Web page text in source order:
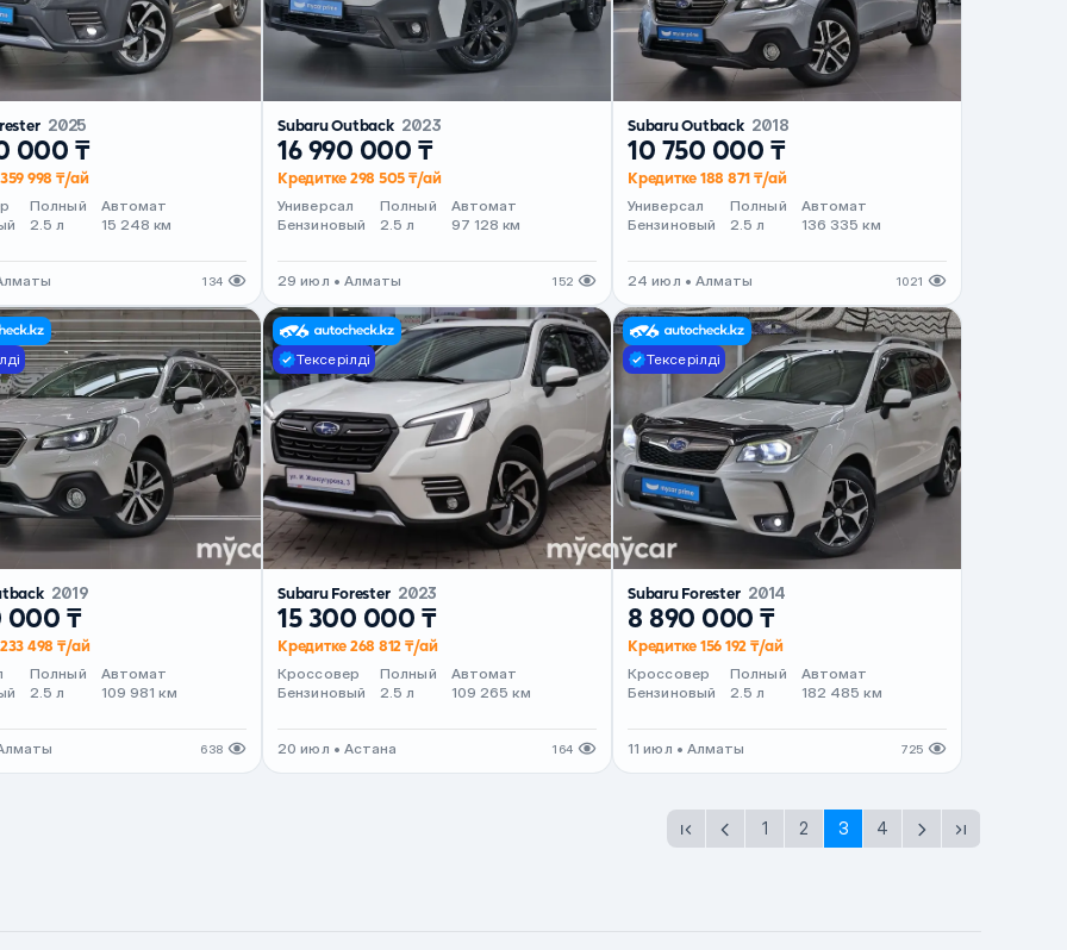
2025
000 ₸
998 ₸/ай
Полный
2.5 л
Автомат
15 248 км
134
Subaru Outback 2023
16 990 000 ₸
Кредитке 298 505 ₸/ай
Универсал
Бензиновый
Полный
2.5 л
Автомат
97 128 км
29 июл • Алматы 152
Subaru Outback 2018
10 750 000 ₸
Кредитке 188 871 ₸/ай
Универсал
Бензиновый
Полный
2.5 л
Автомат
136 335 км
24 июл • Алматы 1021
2019
000 ₸
498 ₸/ай
Полный
2.5 л
Автомат
109 981 км
638
Тексерілді
Subaru Forester 2023
15 300 000 ₸
Кредитке 268 812 ₸/ай
Кроссовер
Бензиновый
Полный
2.5 л
Автомат
109 265 км
20 июл • Астана 164
Тексерілді
Subaru Forester 2014
8 890 000 ₸
Кредитке 156 192 ₸/ай
Кроссовер
Бензиновый
Полный
2.5 л
Автомат
182 485 км
11 июл • Алматы 725
1 2 3 4